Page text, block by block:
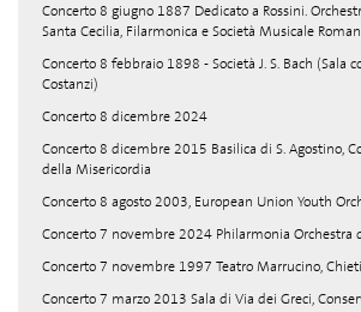
Concerto 8 giugno 1887 Dedicato a Rossini.
Santa Cecilia, Filarmonica e Società Musicale
Concerto 8 febbraio 1898 - Società J. S. Bach (Sala
Costanzi)
Concerto 8 dicembre 2024
Concerto 8 dicembre 2015 Basilica di S. Agostino,
della Misericordia
Concerto 8 agosto 2003, European Union Youth
Concerto 7 novembre 2024 Philarmonia Orchestra
Concerto 7 novembre 1997 Teatro Marrucino, Chieti
Concerto 7 marzo 2013 Sala di Via dei Greci,